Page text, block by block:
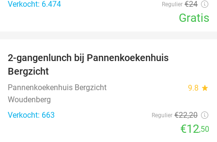
Verkocht: 6.474
Regulier €24
Gratis
2-gangenlunch bij Pannenkoekenhuis
Bergzicht
Pannenkoekenhuis Bergzicht 9.8 star
Woudenberg
Verkocht: 663
Regulier €22,20
€12,50